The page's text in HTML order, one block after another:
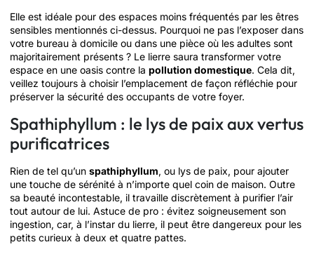
Elle est idéale pour des espaces moins fréquentés par les êtres
sensibles mentionnés ci-dessus. Pourquoi ne pas l’exposer dans
votre bureau à domicile ou dans une pièce où les adultes sont
majoritairement présents ? Le lierre saura transformer votre
espace en une oasis contre la pollution domestique. Cela dit,
veillez toujours à choisir l’emplacement de façon réfléchie pour
préserver la sécurité des occupants de votre foyer.
Spathiphyllum : le lys de paix aux vertus
purificatrices
Rien de tel qu’un spathiphyllum, ou lys de paix, pour ajouter
une touche de sérénité à n’importe quel coin de maison. Outre
sa beauté incontestable, il travaille discrètement à purifier l’air
tout autour de lui. Astuce de pro : évitez soigneusement son
ingestion, car, à l’instar du lierre, il peut être dangereux pour les
petits curieux à deux et quatre pattes.